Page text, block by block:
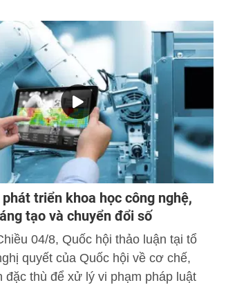
triển khoa học công nghệ,
tạo và chuyển đổi số
04/8, Quốc hội thảo luận tại tổ
quyết của Quốc hội về cơ chế,
đặc thù để xử lý vi phạm pháp luật